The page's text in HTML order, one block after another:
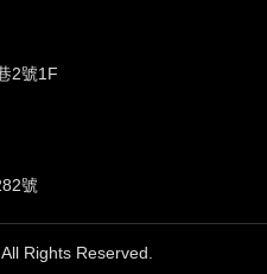
2號1F
號
Rights Reserved.